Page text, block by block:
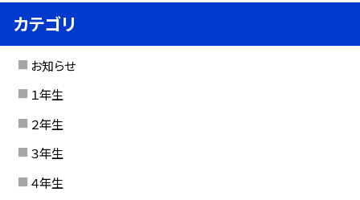
カテゴリ
お知らせ
１年生
２年生
３年生
４年生